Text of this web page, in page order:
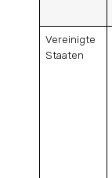
Vereinigte
Staaten